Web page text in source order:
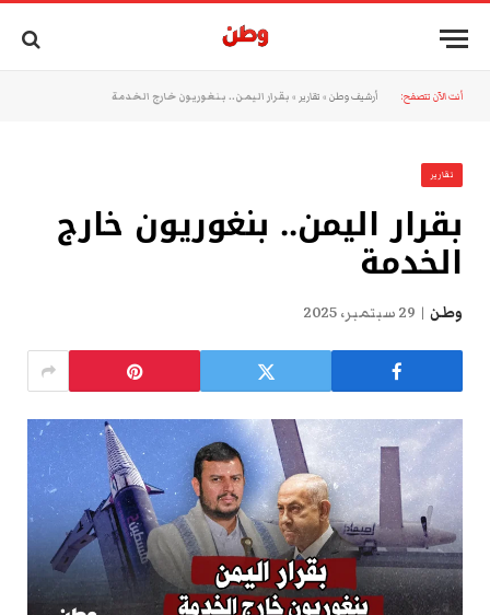
أنت الآن تتصفح: أرشيف وطن » تقارير » بقرار اليمن.. بنغوريون خارج الخدمة
تقارير
بقرار اليمن.. بنغوريون خارج
الخدمة
وطن 29 سبتمبر، 2025